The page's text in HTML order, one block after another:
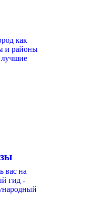
как
и районы
лучшие
вас на
гид -